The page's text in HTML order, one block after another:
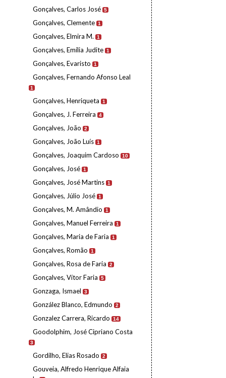
Gonçalves, Carlos José 5
Gonçalves, Clemente 1
Gonçalves, Elmira M. 1
Gonçalves, Emília Judite 1
Gonçalves, Evaristo 1
Gonçalves, Fernando Afonso Leal
1
Gonçalves, Henriqueta 1
Gonçalves, J. Ferreira 4
Gonçalves, João 2
Gonçalves, João Luís 1
Gonçalves, Joaquim Cardoso 10
Gonçalves, José 1
Gonçalves, José Martins 1
Gonçalves, Júlio José 1
Gonçalves, M. Amândio 1
Gonçalves, Manuel Ferreira 1
Gonçalves, Maria de Faria 1
Gonçalves, Romão 1
Gonçalves, Rosa de Faria 2
Gonçalves, Vítor Faria 5
Gonzaga, Ismael 3
González Blanco, Edmundo 2
Gonzalez Carrera, Ricardo 14
Goodolphim, José Cipriano Costa
3
Gordilho, Elias Rosado 2
Gouveia, Alfredo Henrique Alfaia